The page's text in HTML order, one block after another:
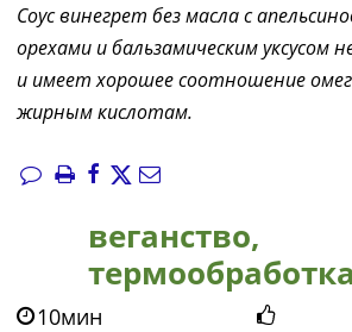
Соус винегрет без масла с
орехами и бальзамическим уксусом
и имеет хорошее соотношение
жирным кислотам.
веганство,
термообработка
10мин